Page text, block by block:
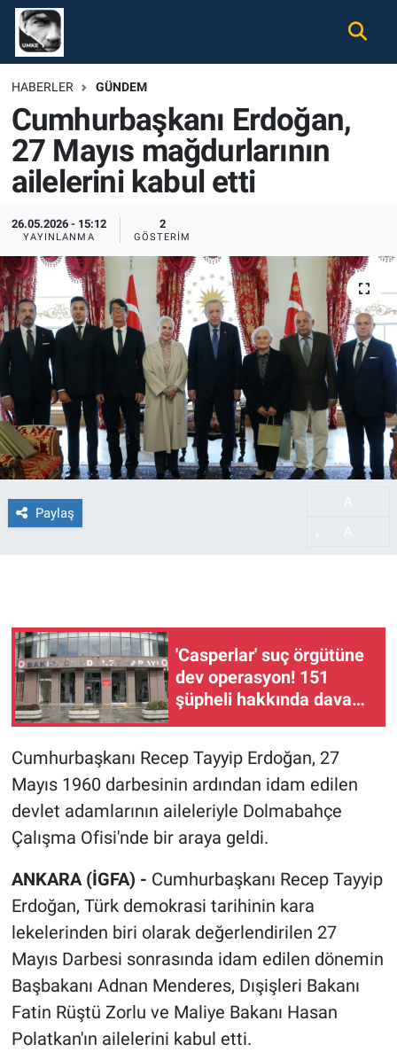
HABERLER GÜNDEM
Cumhurbaşkanı Erdoğan,
27 Mayıs mağdurlarının
ailelerini kabul etti
26.05.2026 - 15:12
YAYINLANMA
2
GÖSTERIM
Paylaş
'Casperlar' suç örgütüne
dev operasyon! 151
şüpheli hakkında dava
Cumhurbaşkanı Recep Tayyip Erdoğan, 27
Mayıs 1960 darbesinin ardından idam edilen
devlet adamlarının aileleriyle Dolmabahçe
Çalışma Ofisi'nde bir araya geldi.
ANKARA (İGFA) - Cumhurbaşkanı Recep Tayyip
Erdoğan, Türk demokrasi tarihinin kara
lekelerinden biri olarak değerlendirilen 27
Mayıs Darbesi sonrasında idam edilen dönemin
Başbakanı Adnan Menderes, Dışişleri Bakanı
Fatin Rüştü Zorlu ve Maliye Bakanı Hasan
Polatkan'ın ailelerini kabul etti.
Gündem
Ekonomi
Spor
Tüm Haberler
İletişim
Künye
Nöbetçi Eczaneler
Hava Durumu
Namaz Vakitleri
Süper Lig Puan Durumu ve Fikstür
Tüm Manşetler
Son Dakika Haberleri
Haber Arşivi